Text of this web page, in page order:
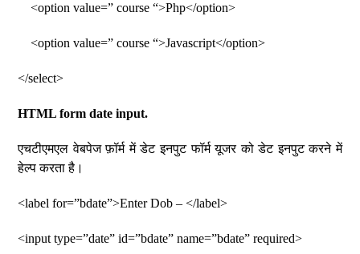
<option value=” course “>Php</option>
<option value=” course “>Javascript</option>
</select>
HTML form date input.
एचटीएमएल वेबपेज फ़ॉर्म में डेट इनपुट फॉर्म यूजर को डेट इनपुट करने में
हेल्प करता है।
<label for=”bdate”>Enter Dob – </label>
<input type=”date” id=”bdate” name=”bdate” required>